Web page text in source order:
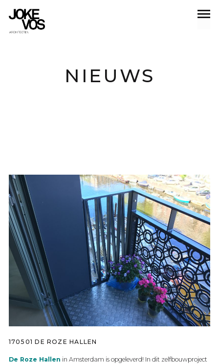
NIEUWS
170501 DE ROZE HALLEN
De Roze Hallen in Amsterdam is opgeleverd! In dit zelfbouwproject